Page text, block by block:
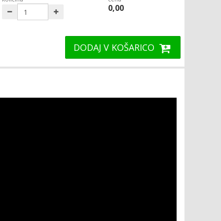
0,00
DODAJ V KOŠARICO